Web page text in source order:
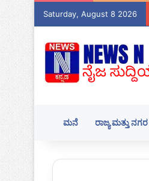
Saturday, August 8 2026
ಮನೆ ರಾಜ್ಯ ಮತ್ತು ನಗರ